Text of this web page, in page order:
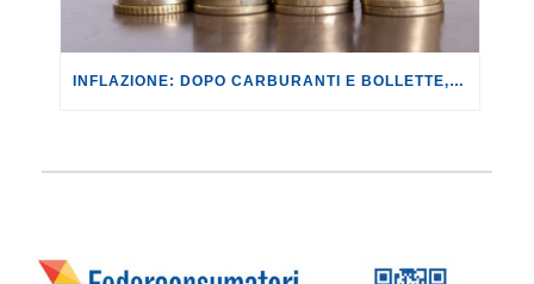
INFLAZIONE: DOPO CARBURANTI E BOLLETTE, GLI EFFETTI DEL CONFLITTO INIZIANO A FARSI SENTIRE SUI PREZZI.